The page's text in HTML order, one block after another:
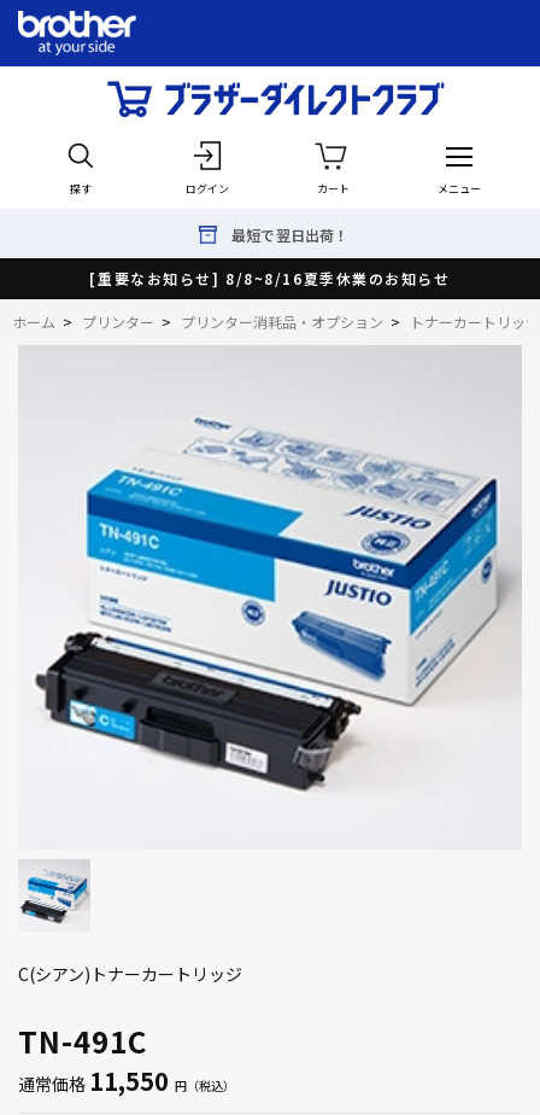
探す ログイン カート メニュー
最短で翌日出荷！
[重要なお知らせ] 8/8~8/16夏季休業のお知らせ
ホーム > プリンター > プリンター消耗品・オプション > トナーカートリッジ
TN-491C
C(シアン)トナーカートリッジ
通常価格 11,550